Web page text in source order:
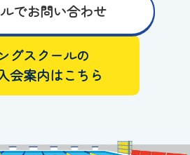
でお問い合わせ
グスクールの
会案内はこちら